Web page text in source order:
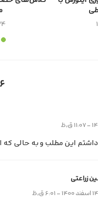
۲۴
۶ نظرات
این مطلب و به حالی که
زراعتی
۱۴ اسفند ۱۴۰۰ - ۶:۰۱ ق٫ظ